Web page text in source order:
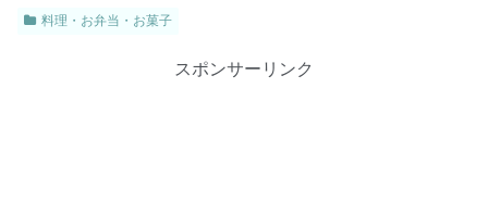
料理・お弁当・お菓子
スポンサーリンク